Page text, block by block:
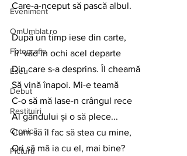
Eveniment
OmUmblat.ro
Fotografie
Eseu
Debut
Restituiri
Cronică
Pictură
Care-a-nceput să pască albul.
După un timp iese din carte,
Îi  văd în ochi acel departe
Din care s-a desprins. Îl cheamă
Să vină înapoi. Mi-e teamă
C-o să mă lase-n crângul rece
Al gândului și o să plece...
Cum să îl fac să stea cu mine,
Ori să mă ia cu el, mai bine?